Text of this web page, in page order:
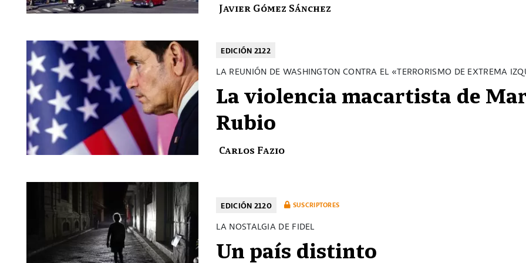
Javier Gómez Sánchez
EDICIÓN 2122
LA REUNIÓN DE WASHINGTON CONTRA EL «TERRORISMO DE EXTREMA
La violencia macartista de
Rubio
Carlos Fazio
EDICIÓN 2120 SUSCRIPTORES
LA NOSTALGIA DE FIDEL
Un país distinto